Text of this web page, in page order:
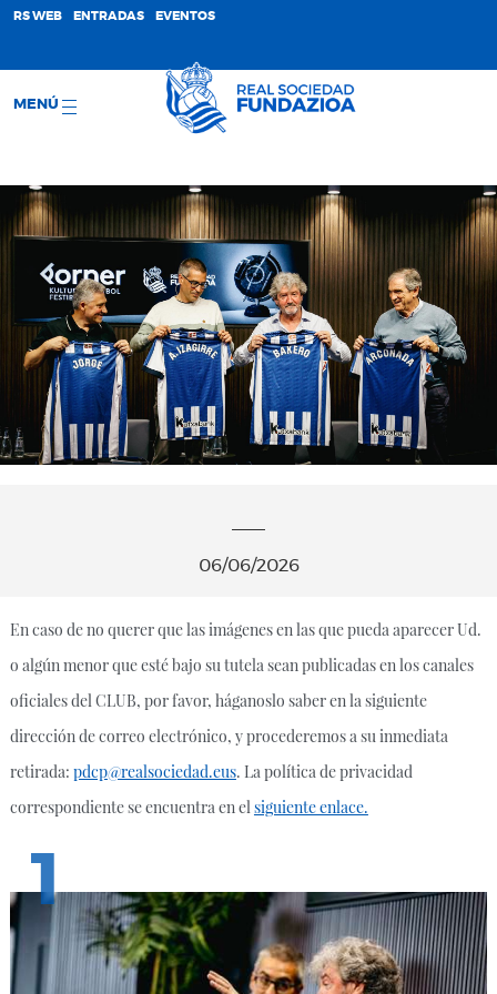
RS WEB ENTRADAS EVENTOS
MENÚ
06/06/2026
En caso de no querer que las imágenes en las que pueda aparecer Ud.
o algún menor que esté bajo su tutela sean publicadas en los canales
oficiales del CLUB, por favor, háganoslo saber en la siguiente
dirección de correo electrónico, y procederemos a su inmediata
retirada: pdcp@realsociedad.eus. La política de privacidad
correspondiente se encuentra en elsiguiente enlace.
1